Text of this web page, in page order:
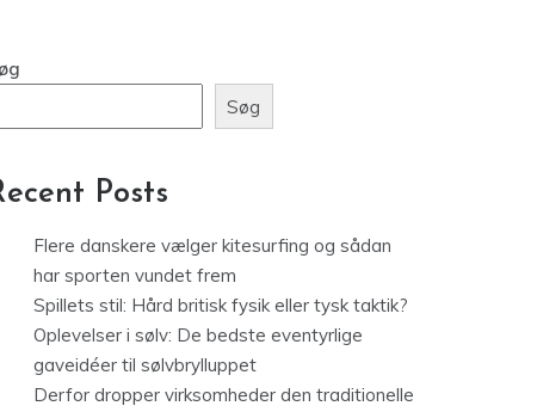
Søg
Posts
Flere danskere vælger kitesurfing og sådan
har sporten vundet frem
Spillets stil: Hård britisk fysik eller tysk taktik?
Oplevelser i sølv: De bedste eventyrlige
gaveidéer til sølvbrylluppet
Derfor dropper virksomheder den traditionelle